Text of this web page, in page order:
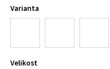
Varianta
Velikost